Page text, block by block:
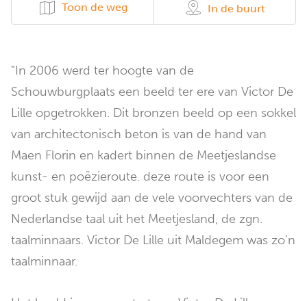
Toon de weg In de buurt
"In 2006 werd ter hoogte van de
Schouwburgplaats een beeld ter ere van Victor De
Lille opgetrokken. Dit bronzen beeld op een sokkel
van architectonisch beton is van de hand van
Maen Florin en kadert binnen de Meetjeslandse
kunst- en poëzieroute. deze route is voor een
groot stuk gewijd aan de vele voorvechters van de
Nederlandse taal uit het Meetjesland, de zgn.
taalminnaars. Victor De Lille uit Maldegem was zo’n
taalminnaar.